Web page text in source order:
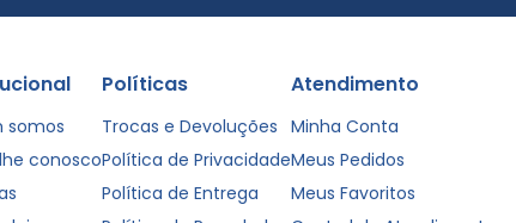
somos
conosco
Políticas
Trocas e Devoluções
Política de Privacidade
Política de Entrega
Atendimento
Minha Conta
Meus Pedidos
Meus Favoritos